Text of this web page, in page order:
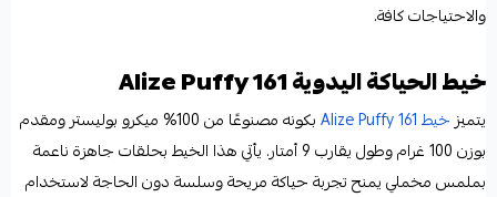
والاحتياجات كافة.
خيط الحياكة اليدوية Alize Puffy 161
يتميز خيط Alize Puffy 161
بكونه مصنوعًا من 100% ميكرو بوليستر ومقدم
بوزن 100 غرام وطول يقارب 9 أمتار. يأتي هذا الخيط بحلقات جاهزة ناعمة
بملمس مخملي يمنح تجربة حياكة مريحة وسلسة دون الحاجة لاستخدام